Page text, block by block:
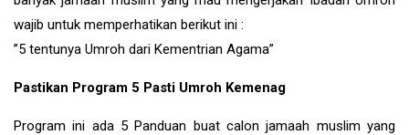
wajib untuk memperhatikan berikut ini :
”5 tentunya Umroh dari Kementrian Agama”
Pastikan Program 5 Pasti Umroh Kemenag
Program ini ada 5 Panduan buat calon jamaah muslim yang